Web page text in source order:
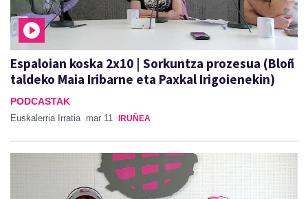
Espaloian koska 2x10 | Sorkuntza prozesua (Bloñ
taldeko Maia Iribarne eta Paxkal Irigoienekin)
PODCASTAK
Euskalerria Irratia mar 11 IRUÑEA